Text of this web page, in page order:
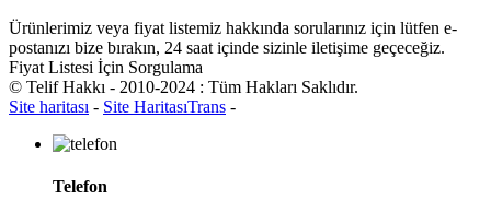
Ürünlerimiz veya fiyat listemiz hakkında sorularınız için lütfen e-
postanızı bize bırakın, 24 saat içinde sizinle iletişime geçeceğiz.
Fiyat Listesi İçin Sorgulama
© Telif Hakkı - 2010-2024 : Tüm Hakları Saklıdır.
Site haritası - Site HaritasıTrans -
Telefon